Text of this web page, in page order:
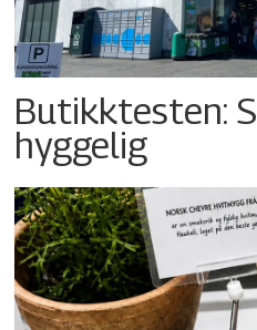
Butikktesten:
hyggelig